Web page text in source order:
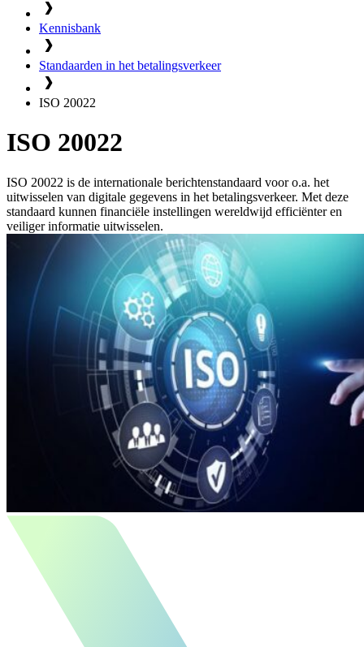
Kennisbank
Standaarden in het betalingsverkeer
ISO 20022
ISO 20022
ISO 20022 is de internationale berichtenstandaard voor o.a. het
uitwisselen van digitale gegevens in het betalingsverkeer. Met deze
standaard kunnen financiële instellingen wereldwijd efficiënter en
veiliger informatie uitwisselen.